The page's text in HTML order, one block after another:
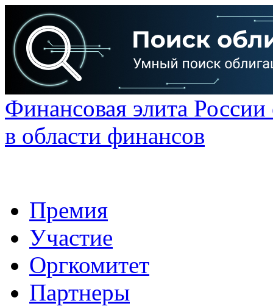
Финансовая элита
в области финансов
Премия
Участие
Оргкомитет
Партнеры